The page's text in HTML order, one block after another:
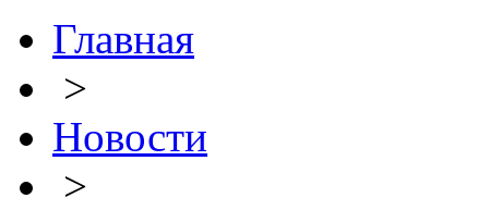
Главная
>
Новости
>